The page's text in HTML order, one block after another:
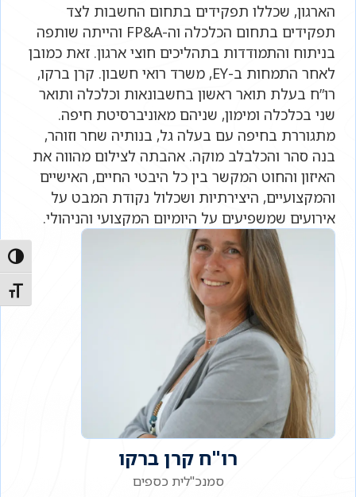
מתג
הארגון, שכללו תפקידים בתחום החשבות לצד
תפקידים בתחום הכלכלה וה-FP&A והייתה שותפה
בניתוח והתמודדות בתהליכים חוצי ארגון. זאת כמובן
לאחר התמחות ב-EY, משרד רואי חשבון. קרן ברקו,
רו”ח בעלת תואר ראשון בחשבונאות וכלכלה ותואר
שני בכלכלה ומימון, שניהם מאוניברסיטת חיפה.
מתגוררת בחיפה עם בעלה גל, בנותיה שחר וזוהר,
בנה סהר והכלבלב מוקה. אהבתה לצילום מהווה את
האיזון והחוט המקשר בין כל היבטי החיים, האישיים
והמקצועיים, היצירתיות ושכלול נקודת המבט על
אירועים שמשפיעים על היומיום המקצועי והניהולי.
רו"ח קרן ברקו
סמנכ"לית כספים